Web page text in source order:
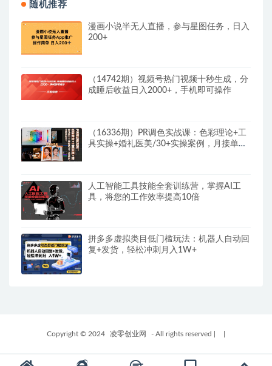
随机推荐
漫画小说半无人直播，参与星图任务，日入
200+
（14742期）视频号热门视频十秒生成，分
成睡后收益日入2000+，手机即可操作
（16336期）PR调色实战课：色彩理论+工
具实操+婚礼医美/30+实操案例，月接单超
人工智能工具技能全套训练营，掌握AI工
具，将您的工作效率提高10倍
拼多多虚拟类目低门槛玩法：机器人自动回
复+发货，轻松冲刺月入1W+
Copyright © 2024 凌零创业网 - All rights reserved